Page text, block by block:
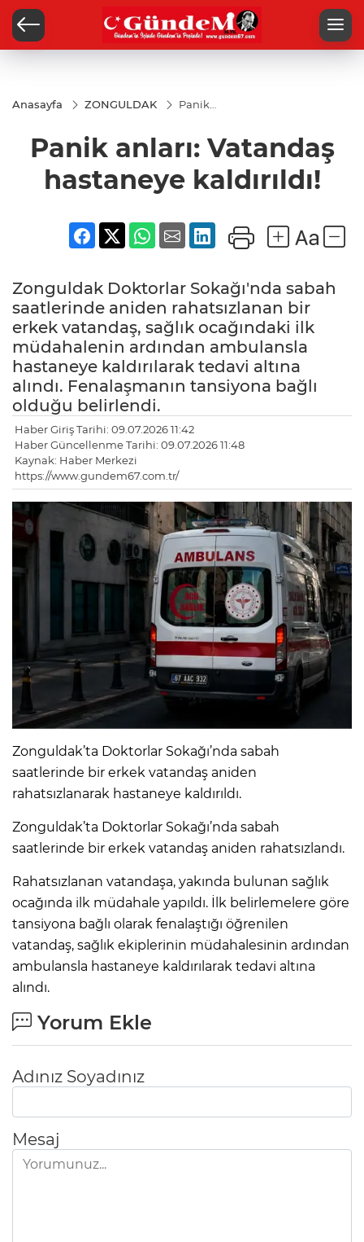
Anasayfa ZONGULDAK
Panik
hastaneye
kaldırıldı!
Panik anları: Vatandaş
hastaneye kaldırıldı!
Zonguldak Doktorlar Sokağı'nda sabah
saatlerinde aniden rahatsızlanan bir
erkek vatandaş, sağlık ocağındaki ilk
müdahalenin ardından ambulansla
hastaneye kaldırılarak tedavi altına
alındı. Fenalaşmanın tansiyona bağlı
olduğu belirlendi.
Haber Giriş Tarihi: 09.07.2026 11:42
Haber Güncellenme Tarihi: 09.07.2026 11:48
Kaynak: Haber Merkezi
https://www.gundem67.com.tr/
Zonguldak’ta Doktorlar Sokağı’nda sabah
saatlerinde bir erkek vatandaş aniden
rahatsızlanarak hastaneye kaldırıldı.
Zonguldak’ta Doktorlar Sokağı’nda sabah
saatlerinde bir erkek vatandaş aniden rahatsızlandı.
Rahatsızlanan vatandaşa, yakında bulunan sağlık
ocağında ilk müdahale yapıldı. İlk belirlemelere göre
tansiyona bağlı olarak fenalaştığı öğrenilen
vatandaş, sağlık ekiplerinin müdahalesinin ardından
ambulansla hastaneye kaldırılarak tedavi altına
alındı.
Yorum Ekle
Adınız Soyadınız
Mesaj